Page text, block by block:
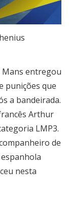
Mans entregou
punições que
a bandeirada.
Arthur
LMP3.
de
nesta